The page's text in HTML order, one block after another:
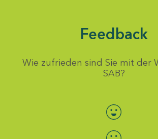
Feedback
Wie zufrieden sind Sie mit der
SAB?
Bewertung